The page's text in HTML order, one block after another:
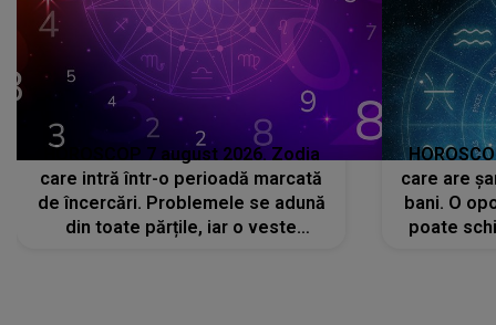
HOROSCOP 7 august 2026. Zodia
care intră într-o perioadă marcată
de încercări. Problemele se adună
din toate părțile, iar o veste
care are
bani. O
poate